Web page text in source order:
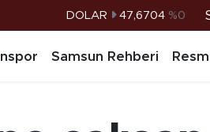
DOLAR 47,6704 %0
BİST100 13.799 %70
Samsun Rehberi